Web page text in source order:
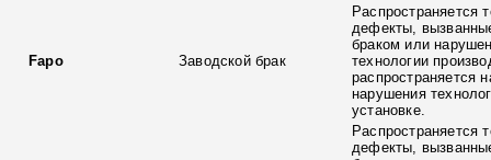
Fapo Заводской брак
Распространяется
дефекты,
браком или
технологии
распространяется
нарушения
установке.
Распространяется
дефекты,